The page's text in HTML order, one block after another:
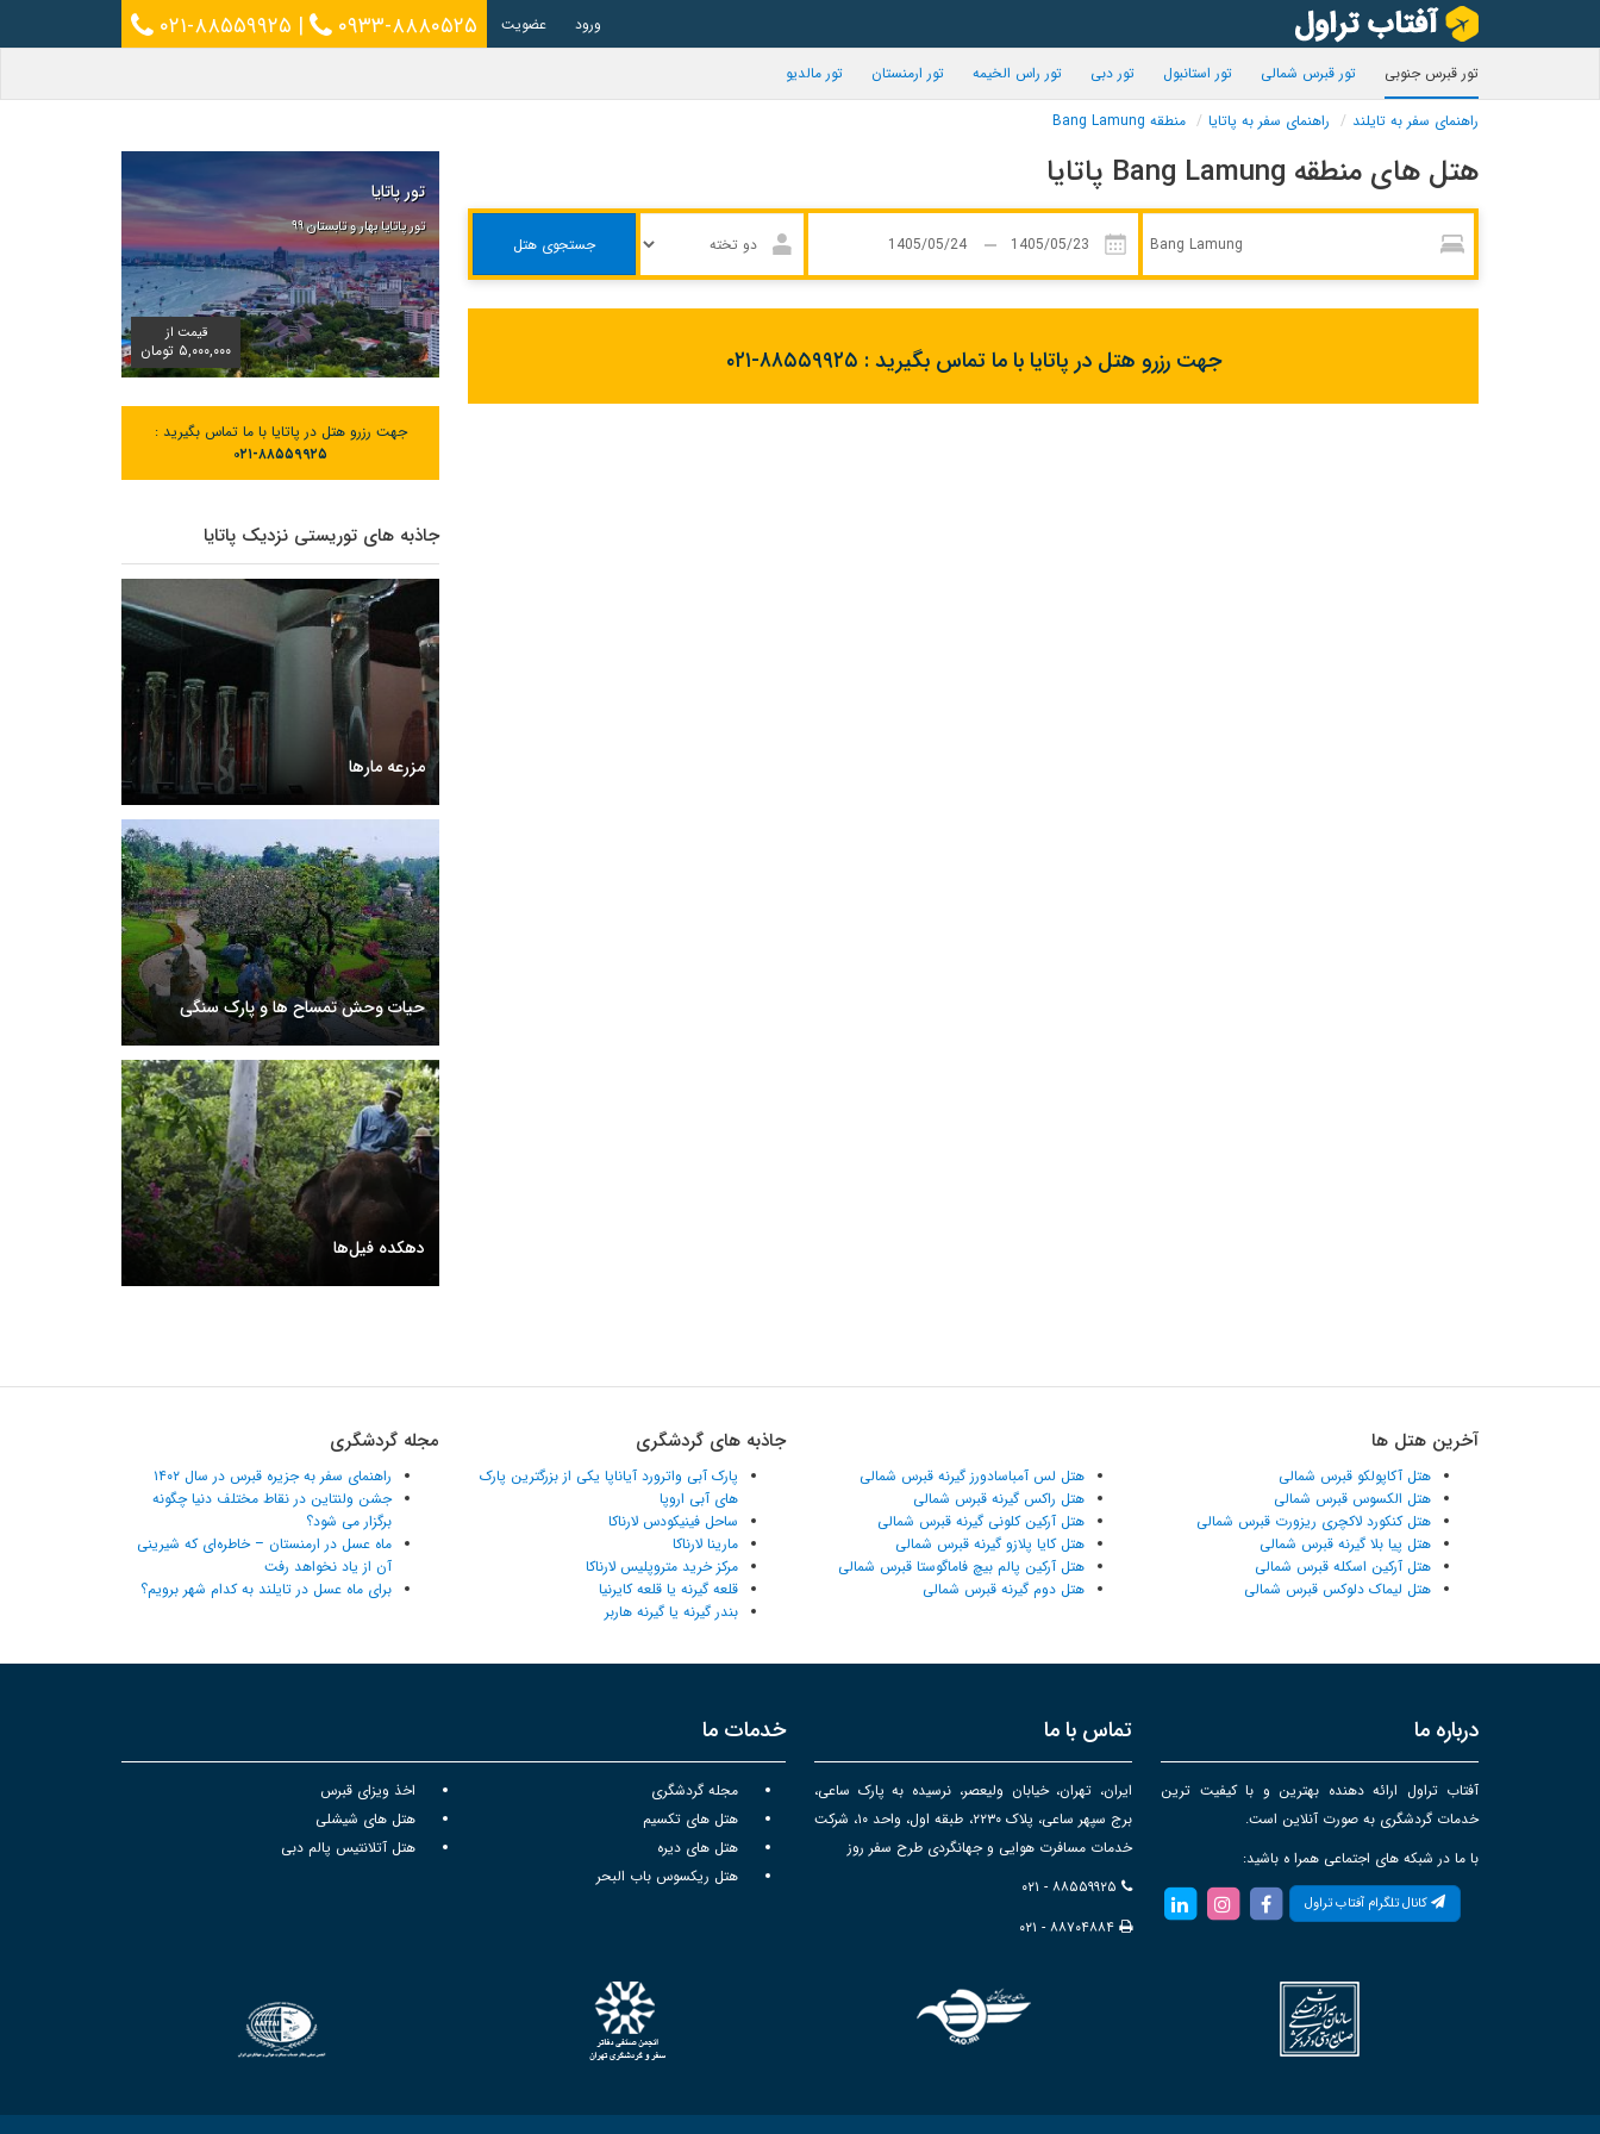
۰۲۱-۸۸۵۵۹۹۲۵ | ۰۹۳۳-۸۸۸۰۵۲۵ ورود عضویت
تور قبرس جنوبی تور قبرس شمالی تور استانبول تور دبی تور راس الخیمه تور ارمنستان تور مالدیو
راهنمای سفر به تایلند راهنمای سفر به پاتایا منطقه Bang Lamung
هتل های منطقه Bang Lamung پاتایا
جستجوی هتل
جهت رزرو هتل در پاتایا با ما تماس بگیرید : ۰۲۱-۸۸۵۵۹۹۲۵
تور پاتایا
تور پاتایا بهار و تابستان ۹۹
قیمت از
۵,۰۰۰,۰۰۰ تومان
جهت رزرو هتل در پاتایا با ما تماس بگیرید :
۰۲۱-۸۸۵۵۹۹۲۵
جاذبه های توریستی نزدیک پاتایا
مزرعه مارها
حیات وحش تمساح ها و پارک سنگی
دهکده فیل‌ها
آخرین هتل ها
هتل آکاپولکو قبرس شمالی
هتل الکسوس قبرس شمالی
هتل کنکورد لاکچری ریزورت قبرس شمالی
هتل پیا بلا گیرنه قبرس شمالی
هتل آرکین اسکله قبرس شمالی
هتل لیماک دلوکس قبرس شمالی
هتل لس آمباسادورز گیرنه قبرس شمالی
هتل راکس گیرنه قبرس شمالی
هتل آرکین کلونی گیرنه قبرس شمالی
هتل کایا پلازو گیرنه قبرس شمالی
هتل آرکین پالم بیچ فاماگوستا قبرس شمالی
هتل دوم گیرنه قبرس شمالی
جاذبه های گردشگری
پارک آبی واترورد آیاناپا یکی از بزرگترین پارک
های آبی اروپا
ساحل فینیکودس لارناکا
مارینا لارناکا
مرکز خرید متروپلیس لارناکا
قلعه گیرنه یا قلعه کایرنیا
بندر گیرنه یا گیرنه هاربر
مجله گردشگری
راهنمای سفر به جزیره قبرس در سال ۱۴۰۲
جشن ولنتاین در نقاط مختلف دنیا چگونه
برگزار می شود؟
ماه عسل در ارمنستان – خاطره‌ای که شیرینی
آن از یاد نخواهد رفت
برای ماه عسل در تایلند به کدام شهر برویم؟
درباره ما
آفتاب تراول ارائه دهنده بهترین و با کیفیت ترین
خدمات گردشگری به صورت آنلاین است.
با ما در شبکه های اجتماعی همرا ه باشید:
کانال تلگرام آفتاب تراول
تماس با ما
ایران، تهران، خیابان ولیعصر، نرسیده به پارک ساعی،
برج سپهر ساعی، پلاک ۲۲۳۰، طبقه اول، واحد ۱۰، شرکت
خدمات مسافرت هوایی و جهانگردی طرح سفر روز
۰۲۱ - ۸۸۵۵۹۹۲۵
۰۲۱ - ۸۸۷۰۴۸۸۴
خدمات ما
مجله گردشگری
اخذ ویزای قبرس
هتل های تکسیم
هتل های شیشلی
هتل های دیره
هتل آتلانتیس پالم دبی
هتل ریکسوس باب البحر